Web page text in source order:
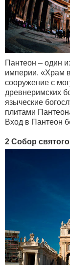
Пантеон – один
империи. «Храм
сооружение с
древнеримских
языческие
плитами
Вход в Пантеон
2 Собор